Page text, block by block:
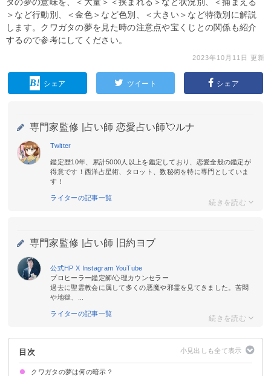
＞など行動別、＜金色＞など色別、＜大きい＞など特徴別に解説
します。クワガタの夢を見た時の注意点や宝くじとの関係も紹介
するので参考にしてください。
2023年10月11日 更新
シェア ツイート シェア
専門家監修 | 占い師 恋愛占い師💘ルナ
Twitter
鑑定歴10年、累計5000人以上を鑑定しており、恋愛全般の鑑定が
得意です！西洋占星術、タロット、数秘術を特に専門としていま
す！
ライターの記事一覧
専門家監修 | 占い師 旧約ヨブ
公式HP X Instagram YouTube
プロヒーラー鑑定師/心理カウンセラー
過去に聖霊教会に属して多くの悪魔や邪霊を見てきました。苦悶
や地獄、...
ライターの記事一覧
目次
クワガタの夢は何の暗示？